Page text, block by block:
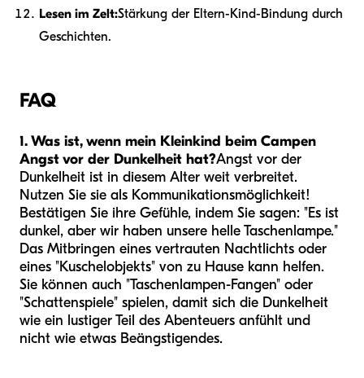
Lesen im Zelt:Stärkung der Eltern-Kind-Bindung durch
Geschichten.
FAQ
1. Was ist, wenn mein Kleinkind beim Campen
Angst vor der Dunkelheit hat?Angst vor der
Dunkelheit ist in diesem Alter weit verbreitet.
Nutzen Sie sie als Kommunikationsmöglichkeit!
Bestätigen Sie ihre Gefühle, indem Sie sagen: "Es ist
dunkel, aber wir haben unsere helle Taschenlampe."
Das Mitbringen eines vertrauten Nachtlichts oder
eines "Kuschelobjekts" von zu Hause kann helfen.
Sie können auch "Taschenlampen-Fangen" oder
"Schattenspiele" spielen, damit sich die Dunkelheit
wie ein lustiger Teil des Abenteuers anfühlt und
nicht wie etwas Beängstigendes.